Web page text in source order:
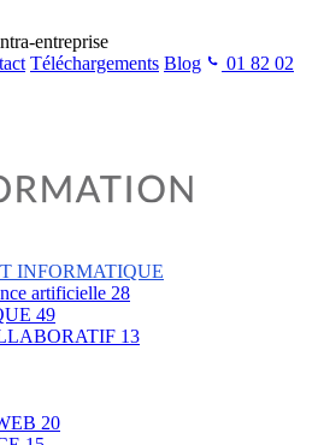
entreprise
Téléchargements Blog
01 82 02
INFORMATIQUE
artificielle 28
49
13
20